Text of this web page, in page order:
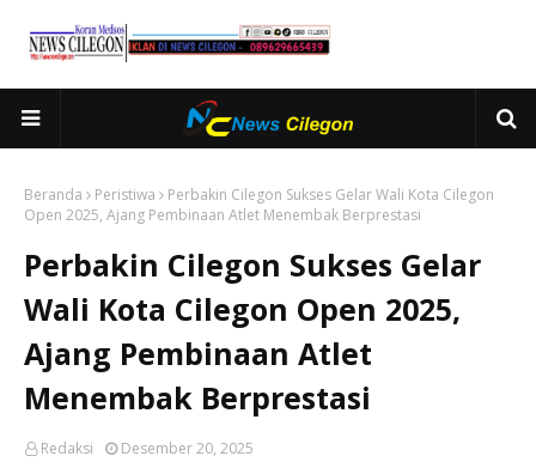
Beranda Peristiwa
Perbakin Cilegon Sukses Gelar Wali Kota Cilegon
Open 2025, Ajang Pembinaan Atlet Menembak Berprestasi
Perbakin Cilegon Sukses Gelar
Wali Kota Cilegon Open 2025,
Ajang Pembinaan Atlet
Menembak Berprestasi
Redaksi Desember 20, 2025